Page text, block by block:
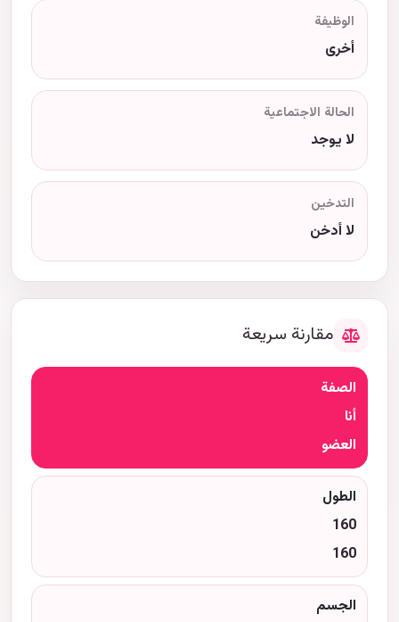
الوظيفة
أخرى
الحالة الاجتماعية
لا يوجد
التدخين
لا أدخن
مقارنة سريعة
الصفة
أنا
العضو
الطول
160
160
الجسم